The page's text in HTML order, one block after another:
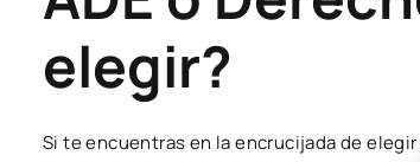
elegir?
Si te encuentras en la encrucijada de